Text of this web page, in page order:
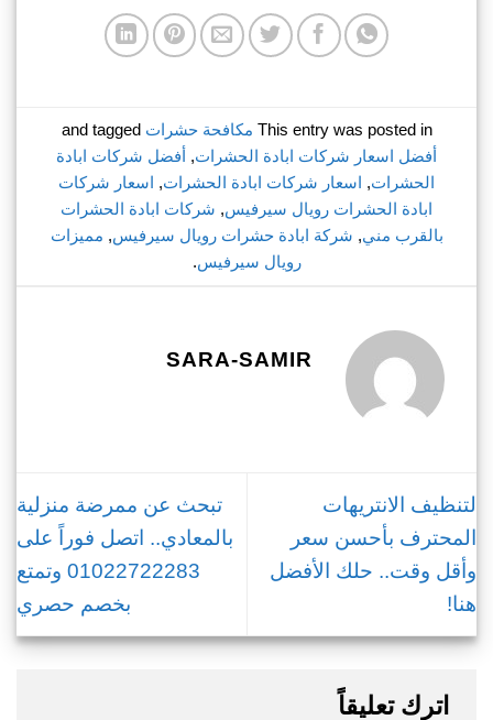
This entry was posted in مكافحة حشرات and tagged
أفضل اسعار شركات ابادة الحشرات, أفضل شركات ابادة
الحشرات, اسعار شركات ابادة الحشرات, اسعار شركات
ابادة الحشرات رويال سيرفيس, شركات ابادة الحشرات
بالقرب مني, شركة ابادة حشرات رويال سيرفيس, مميزات
رويال سيرفيس.
SARA-SAMIR
لتنظيف الانتريهات
المحترف بأحسن سعر
وأقل وقت.. حلك الأفضل
هنا!
تبحث عن ممرضة منزلية
بالمعادي.. اتصل فوراً على
01022722283 وتمتع
بخصم حصري
اترك تعليقاً